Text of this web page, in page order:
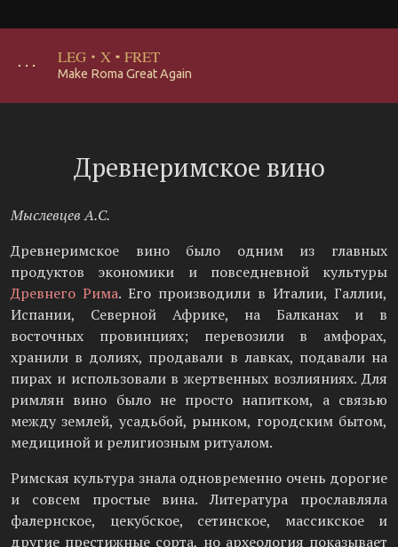
･･･ LEG · X · FRET
Make Roma Great Again
Древнеримское вино
Мыслевцев А.С.
Древнеримское вино было одним из главных
продуктов экономики и повседневной культуры
Древнего Рима. Его производили в Италии, Галлии,
Испании, Северной Африке, на Балканах и в
восточных провинциях; перевозили в амфорах,
хранили в долиях, продавали в лавках, подавали на
пирах и использовали в жертвенных возлияниях. Для
римлян вино было не просто напитком, а связью
между землей, усадьбой, рынком, городским бытом,
медициной и религиозным ритуалом.
Римская культура знала одновременно очень дорогие
и совсем простые вина. Литература прославляла
фалернское, цекубское, сетинское, массикское и
другие престижные сорта, но археология показывает